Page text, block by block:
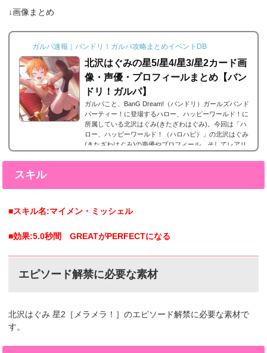
す。エピソードは各キャラクターの詳細にあり、解放す
よ...
↓画像まとめ
ガルパ速報｜バンドリ！ガルパ攻略まとめイベントDB
北沢はぐみの星5/星4/星3/星2カード画
像・声優・プロフィールまとめ【バン
ドリ！ガルパ】
ガルパこと、BanG Dream!（バンドリ）ガールズバンド
パーティー！に登場するハロー、ハッピーワールド！に
所属している北沢はぐみ(きたざわはぐみ)。今回は「ハ
ロー、ハッピーワールド！（ハロハピ）」の北沢はぐみ
(きたざわはぐみ)の声優やプロフィール、そしてレアリ
スキル
■スキル名:マイメン・ミッシェル
■効果:5.0秒間 GREATがPERFECTになる
エピソード解禁に必要な素材
北沢はぐみ 星2［メラメラ！］のエピソード解禁に必要な素材で
す。